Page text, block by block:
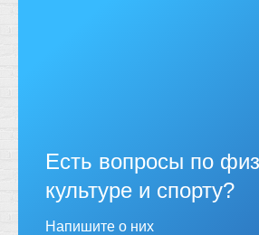
Есть вопросы по
культуре и спорту?
Напишите о них